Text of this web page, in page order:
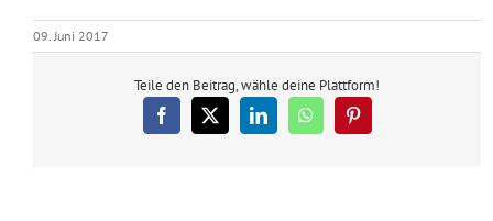
09. Juni 2017
Teile den Beitrag, wähle deine Plattform!
Facebook
X LinkedInWhatsAppPinterest